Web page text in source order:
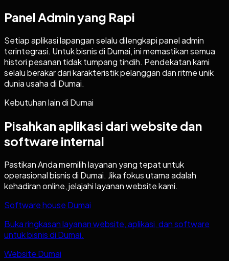
Panel Admin yang Rapi
Setiap aplikasi lapangan selalu dilengkapi panel admin
terintegrasi. Untuk bisnis di Dumai, ini memastikan semua
histori pesanan tidak tumpang tindih. Pendekatan kami
selalu berakar dari karakteristik pelanggan dan ritme unik
dunia usaha di Dumai.
Kebutuhan lain di Dumai
Pisahkan aplikasi dari website dan
software internal
Pastikan Anda memilih layanan yang tepat untuk
operasional bisnis di Dumai. Jika fokus utama adalah
kehadiran online, jelajahi layanan website kami.
Software house Dumai
Buka ringkasan layanan website, aplikasi, dan software
untuk bisnis di Dumai.
Website Dumai